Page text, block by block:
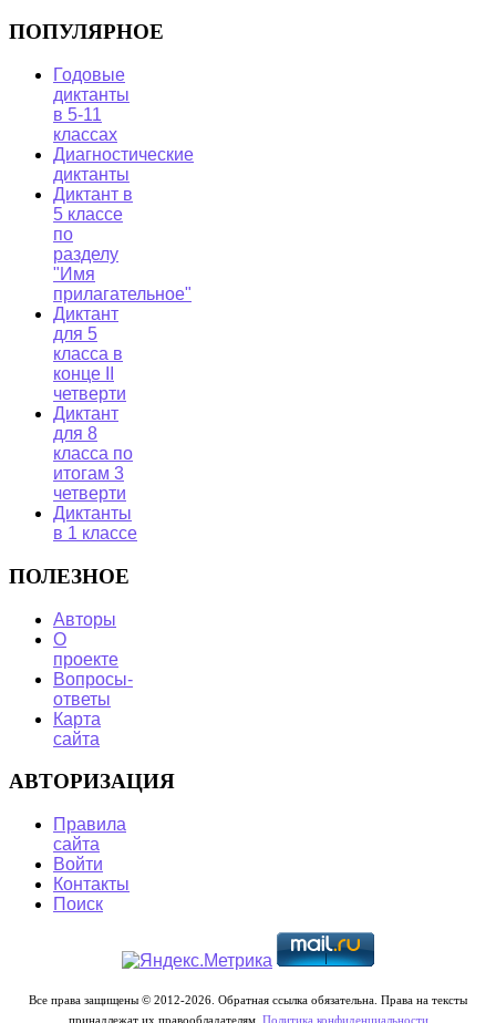
ПОПУЛЯРНОЕ
Годовые
диктанты
в 5-11
классах
Диагностические
диктанты
Диктант в
5 классе
по
разделу
"Имя
прилагательное"
Диктант
для 5
класса в
конце II
четверти
Диктант
для 8
класса по
итогам 3
четверти
Диктанты
в 1 классе
ПОЛЕЗНОЕ
Авторы
О
проекте
Вопросы-
ответы
Карта
сайта
АВТОРИЗАЦИЯ
Правила
сайта
Войти
Контакты
Поиск
Все права защищены © 2012-2026. Обратная ссылка обязательна. Права на тексты
принадлежат их правообладателям. Политика конфиденциальности